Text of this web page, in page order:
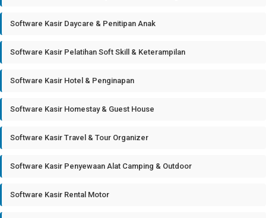
Software Kasir Daycare & Penitipan Anak
Software Kasir Pelatihan Soft Skill & Keterampilan
Software Kasir Hotel & Penginapan
Software Kasir Homestay & Guest House
Software Kasir Travel & Tour Organizer
Software Kasir Penyewaan Alat Camping & Outdoor
Software Kasir Rental Motor